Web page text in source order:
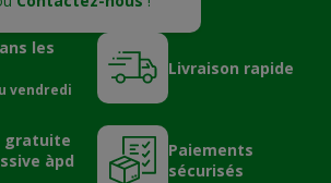
les
vendredi
Livraison rapide
gratuite
àpd
Paiements
sécurisés